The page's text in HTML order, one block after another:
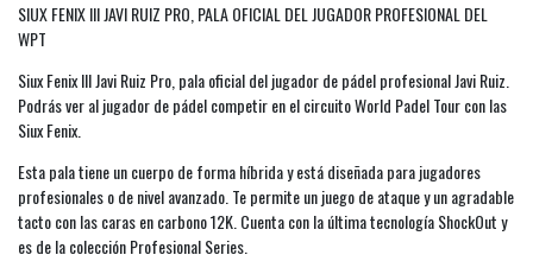
SIUX FENIX III JAVI RUIZ PRO, PALA OFICIAL DEL JUGADOR PROFESIONAL DEL
WPT
Siux Fenix III Javi Ruiz Pro, pala oficial del jugador de pádel profesional Javi Ruiz.
Podrás ver al jugador de pádel competir en el circuito World Padel Tour con las
Siux Fenix.
Esta pala tiene un cuerpo de forma híbrida y está diseñada para jugadores
profesionales o de nivel avanzado. Te permite un juego de ataque y un agradable
tacto con las caras en carbono 12K. Cuenta con la última tecnología ShockOut y
es de la colección Profesional Series.